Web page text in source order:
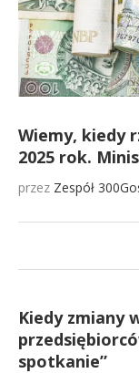
Wiemy, kiedy
2025 rok.
przez Zespół
Kiedy zmiany
spotkanie”